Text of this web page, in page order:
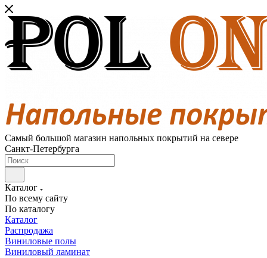
Самый большой магазин напольных покрытий на севере
Санкт-Петербурга
Каталог
По всему сайту
По каталогу
Каталог
Распродажа
Виниловые полы
Виниловый ламинат